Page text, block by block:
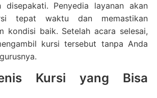
Penyedia layanan akan
tepat waktu dan memastikan
kondisi baik. Setelah acara selesai,
kursi tersebut tanpa Anda
Kursi yang Bisa